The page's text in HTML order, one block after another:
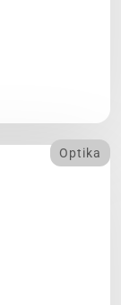
Optika